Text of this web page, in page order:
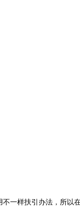
一样扶引办法，所以